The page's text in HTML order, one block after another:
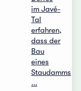
im Javé-
Tal
erfahren,
dass der
Bau
eines
Staudamms
...